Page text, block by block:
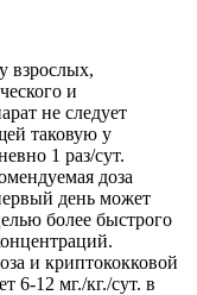
взрослых,
и
не следует
таковую у
1 раз/сут.
доза
день может
более быстрого
и криптококковой
6-12 мг./кг./сут. в